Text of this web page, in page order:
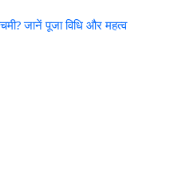
जानें पूजा विधि और महत्व